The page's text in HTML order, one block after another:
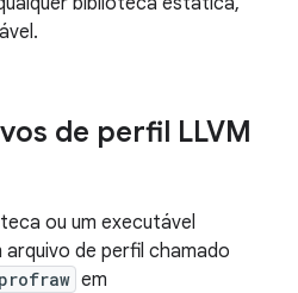
de perfil LLVM
ou um executável
de perfil chamado
em